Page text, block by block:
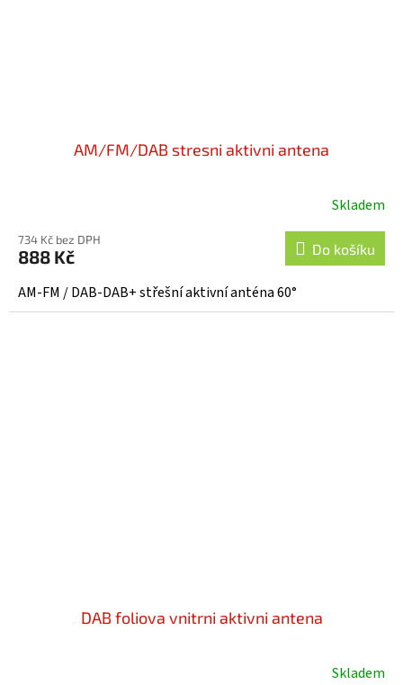
AM/FM/DAB stresni aktivni antena
produktu
je
4,0
z
Skladem
734 Kč bez DPH
888 Kč Do košíku
AM-FM / DAB-DAB+ střešní aktivní anténa 60°
DAB foliova vnitrni aktivni antena
Skladem